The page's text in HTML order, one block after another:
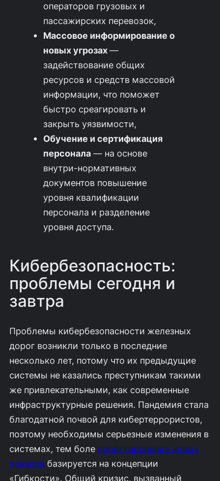
операторов грузовых и
пассажирских перевозок,
Массовое информирование о
новых угрозах—
задействование общих
ресурсов и средств массовой
информации, что поможет
быстро среагировать и
закрыть уязвимости,
Обучение и сертификация
персонала — на основе
внутри-нормативных
документов повышение
уровня квалификации
персонала и разделение
уровня доступа.
Кибербезопасность:
проблемы сегодня и
завтра
Проблемы кибербезопасности железных
дорог возникли только в последние
несколько лет, потому что их предыдущие
системы не казались преступникам такими
же привлекательными, как современные
инфраструктурные решения. Пандемия стала
благодатной почвой для кибертеррористов,
поэтому необходимы серьезные изменения в
системах, тем боле проектирование новых
поездовбазируется на концепции
«Гибкости». Общий кризис, вызванный